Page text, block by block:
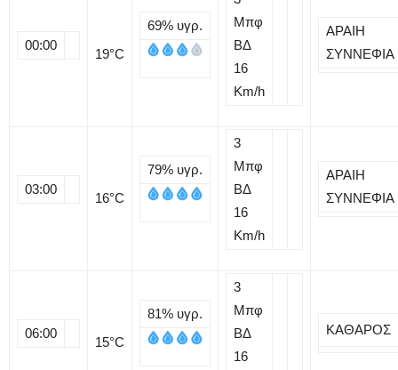
00:00
19°C
69% υγρ.
Μπφ
ΒΔ
16
Km/h
ΑΡΑΙΗ
ΣΥΝΝΕΦΙΑ
03:00
16°C
79% υγρ.
3
Μπφ
ΒΔ
16
Km/h
ΑΡΑΙΗ
ΣΥΝΝΕΦΙΑ
06:00
15°C
81% υγρ.
3
Μπφ
ΒΔ
16
ΚΑΘΑΡΟΣ